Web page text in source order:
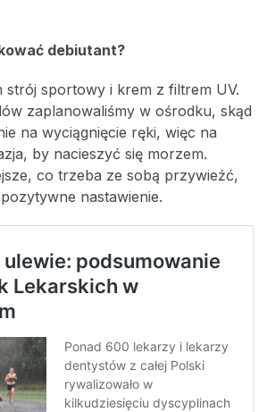
debiutant?
strój sportowy i krem z filtrem UV.
zaplanowaliśmy w ośrodku, skąd
na wyciągnięcie ręki, więc na
by nacieszyć się morzem.
co trzeba ze sobą przywieźć,
nastawienie.